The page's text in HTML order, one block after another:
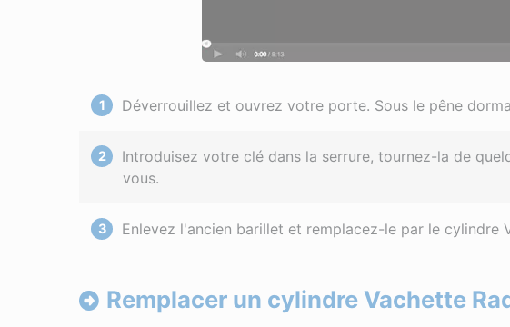
Déverrouillez et ouvrez votre porte. Sous le pêne
Introduisez votre clé dans la serrure, tournez-la de
vous.
Enlevez l'ancien barillet et remplacez-le par le cylindre
Remplacer un cylindre Vachette